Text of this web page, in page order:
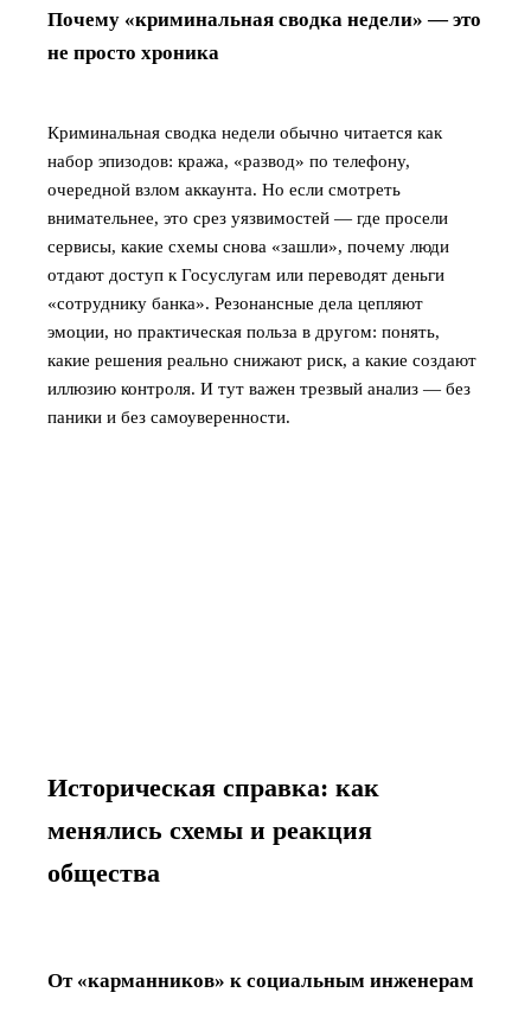
Почему «криминальная сводка недели» — это
не просто хроника
Криминальная сводка недели обычно читается как
набор эпизодов: кража, «развод» по телефону,
очередной взлом аккаунта. Но если смотреть
внимательнее, это срез уязвимостей — где просели
сервисы, какие схемы снова «зашли», почему люди
отдают доступ к Госуслугам или переводят деньги
«сотруднику банка». Резонансные дела цепляют
эмоции, но практическая польза в другом: понять,
какие решения реально снижают риск, а какие создают
иллюзию контроля. И тут важен трезвый анализ — без
паники и без самоуверенности.
Историческая справка: как
менялись схемы и реакция
общества
От «карманников» к социальным инженерам